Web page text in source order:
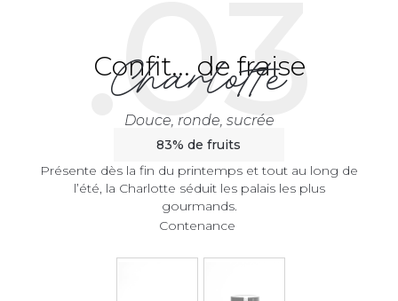
.03
Confit... de fraise
Charlotte
Douce, ronde, sucrée
83% de fruits
Présente dès la fin du printemps et tout au long de
l’été, la Charlotte séduit les palais les plus
gourmands.
Contenance